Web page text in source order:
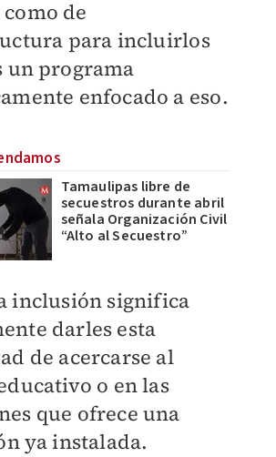
de
para incluirlos
un programa
enfocado a eso.
Tamaulipas libre de
secuestros durante abril
señala Organización Civil
“Alto al Secuestro”
inclusión significa
darles esta
de acercarse al
o en las
que ofrece una
ya instalada.